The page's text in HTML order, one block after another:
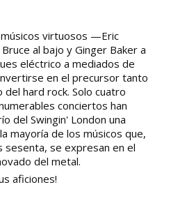
virtuosos —Eric
al bajo y Ginger Baker a
eléctrico a mediados de
en el precursor tanto
hard rock. Solo cuatro
conciertos han
del Swingin' London una
mayoría de los músicos que,
sesenta, se expresan en el
del metal.
aficiones!